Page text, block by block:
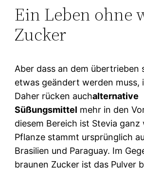
Ein Leben ohne
Zucker
Aber dass an dem übertrieben
etwas geändert werden muss,
Daher rücken auchalternative
Süßungsmittel mehr in den
diesem Bereich ist Stevia ganz
Pflanze stammt ursprünglich
Brasilien und Paraguay. Im
braunen Zucker ist das Pulver